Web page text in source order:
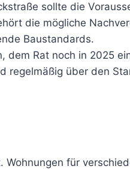
sollte die
die mögliche
Baustandards.
dem Rat noch in 2025
regelmäßig über den
Wohnungen für